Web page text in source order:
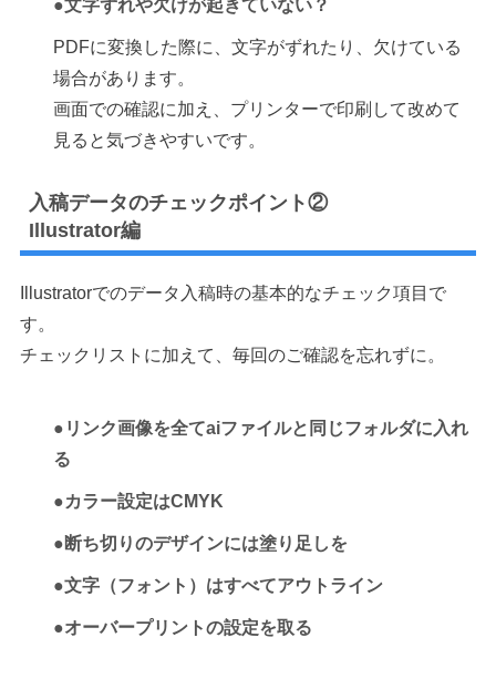
●文字ずれや欠けが起きていない？
PDFに変換した際に、文字がずれたり、欠けている
場合があります。
画面での確認に加え、プリンターで印刷して改めて
見ると気づきやすいです。
入稿データのチェックポイント②
Illustrator編
Illustratorでのデータ入稿時の基本的なチェック項目で
す。
チェックリストに加えて、毎回のご確認を忘れずに。
●リンク画像を全てaiファイルと同じフォルダに入れ
る
●カラー設定はCMYK
●断ち切りのデザインには塗り足しを
●文字（フォント）はすべてアウトライン
●オーバープリントの設定を取る